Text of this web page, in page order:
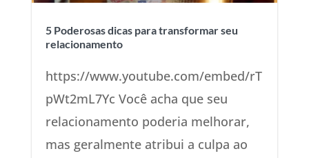
5 Poderosas dicas para transformar seu
relacionamento
https://www.youtube.com/embed/rT
pWt2mL7Yc Você acha que seu
relacionamento poderia melhorar,
mas geralmente atribui a culpa ao